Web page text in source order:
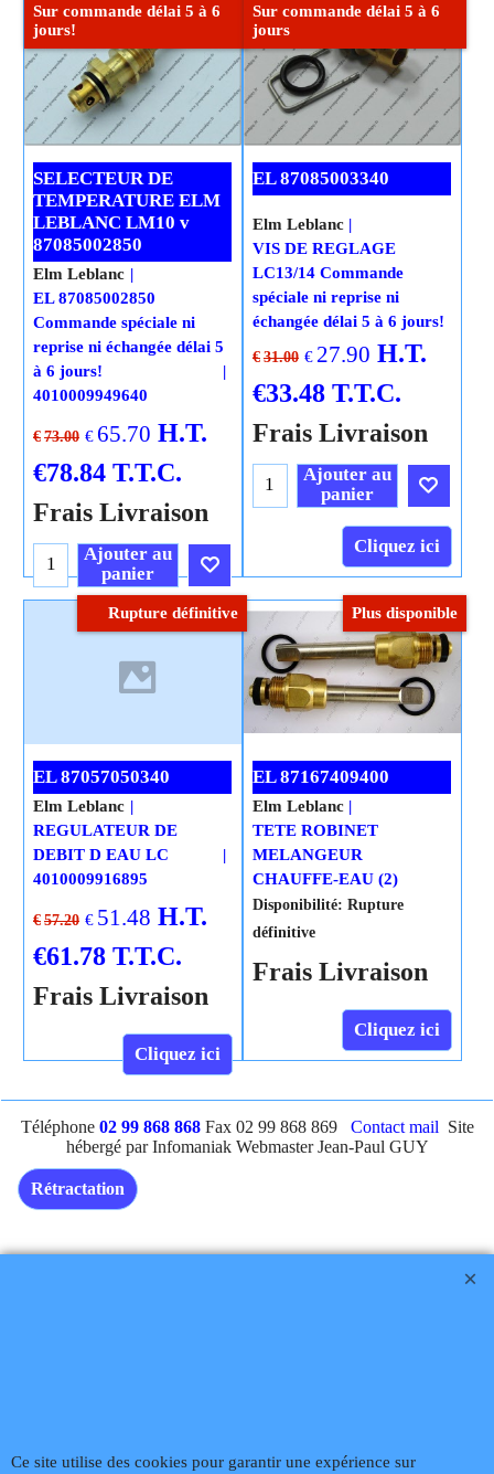
Sur commande délai 5 à 6
jours!
SELECTEUR DE
TEMPERATURE ELM
LEBLANC LM10 v
87085002850
€ 73.00 € 65.70 H.T.
€78.84 T.T.C.
Frais Livraison
Elm Leblanc
EL 87085002850
Commande spéciale ni
reprise ni échangée délai 5
à 6 jours!
4010009949640
Ajouter au
panier
Cliquez ici
Sur commande délai 5 à 6
jours
EL 87085003340
€ 31.00 € 27.90 H.T.
€33.48 T.T.C.
Frais Livraison
Elm Leblanc
VIS DE REGLAGE
LC13/14 Commande
spéciale ni reprise ni
échangée délai 5 à 6 jours!
Ajouter au
panier
Cliquez ici
Rupture définitive
EL 87057050340
€ 57.20 € 51.48 H.T.
€61.78 T.T.C.
Frais Livraison
Elm Leblanc
REGULATEUR DE
DEBIT D EAU LC
4010009916895
Cliquez ici
Plus disponible
EL 87167409400
Frais Livraison
Elm Leblanc
TETE ROBINET
MELANGEUR
CHAUFFE-EAU (2)
Disponibilité: Rupture
définitive
Cliquez ici
Téléphone 02 99 868 868Fax 02 99 868 869 Contact mail Site
hébergé par Infomaniak Webmaster Jean-Paul GUY
Rétractation
Ce site utilise des cookies pour garantir une expérience sur